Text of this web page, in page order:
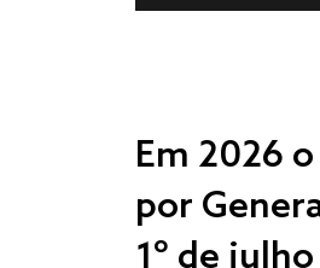
Em 2026
por
1º de